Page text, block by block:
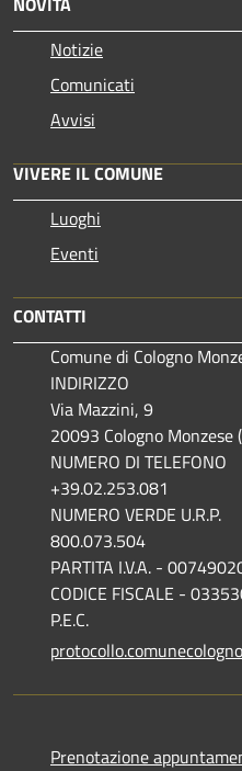
Notizie
Comunicati
Avvisi
VIVERE IL COMUNE
Luoghi
Eventi
CONTATTI
Comune di Cologno
INDIRIZZO
Via Mazzini, 9
20093 Cologno Monzese
NUMERO DI TELEFONO
+39.02.253.081
NUMERO VERDE U.R.P.
800.073.504
PARTITA I.V.A. -
CODICE FISCALE -
P.E.C.
Prenotazione